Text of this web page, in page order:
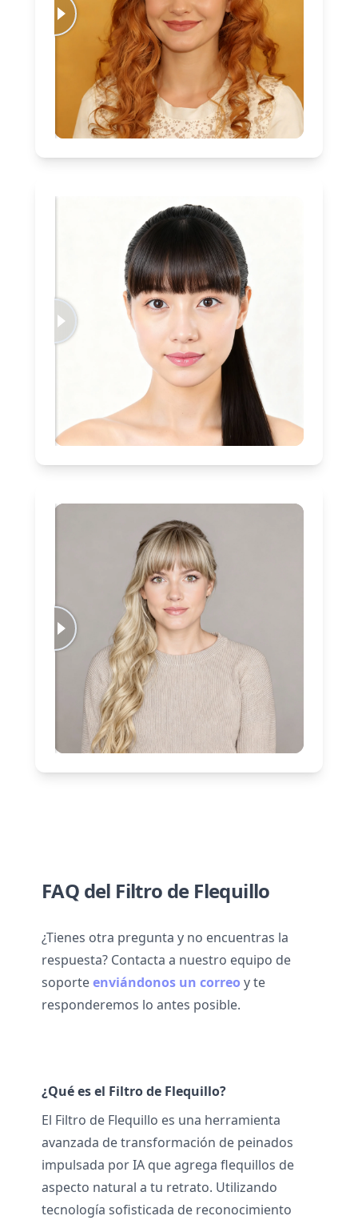
FAQ del Filtro de Flequillo
¿Tienes otra pregunta y no encuentras la
respuesta? Contacta a nuestro equipo de
soporteenviándonos un correo y te
responderemos lo antes posible.
¿Qué es el Filtro de Flequillo?
El Filtro de Flequillo es una herramienta
avanzada de transformación de peinados
impulsada por IA que agrega flequillos de
aspecto natural a tu retrato. Utilizando
tecnología sofisticada de reconocimiento